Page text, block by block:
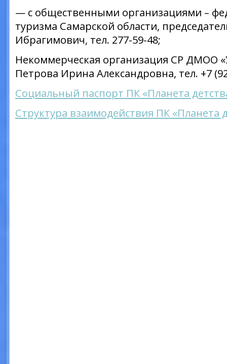
— с общественными организациями –
туризма Самарской области,
Ибрагимович, тел. 277-59-48;
Некоммерческая организация СР ДМОО
Петрова Ирина Александровна, тел. +7
Социальный паспорт ПК «Планета
Структура взаимодействия ПК «Планета